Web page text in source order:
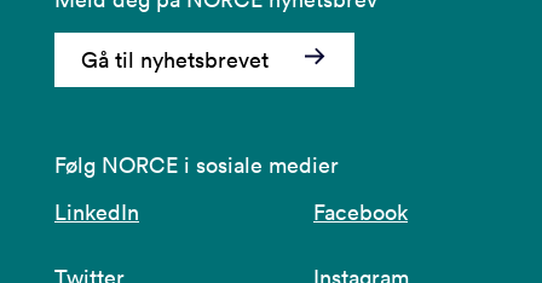
Gå til nyhetsbrevet
Følg NORCE i sosiale medier
LinkedIn
Facebook
Twitter Instagram